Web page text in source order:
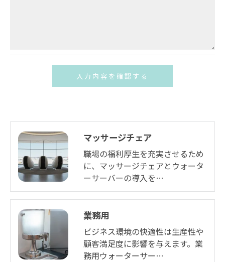
マッサージチェア
職場の福利厚生を充実させるため
に、マッサージチェアとウォータ
ーサーバーの導入を…
業務用
ビジネス環境の快適性は生産性や
顧客満足度に影響を与えます。業
務用ウォーターサー…